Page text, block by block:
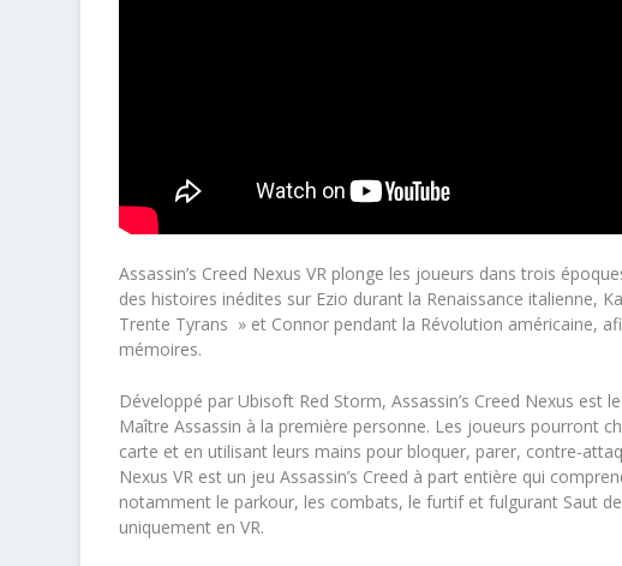
Assassin’s Creed Nexus VR plonge les joueurs dans trois
des histoires inédites sur Ezio durant la Renaissance italienne,
Trente Tyrans » et Connor pendant la Révolution américaine,
mémoires.
Développé par Ubisoft Red Storm, Assassin’s Creed Nexus
Maître Assassin à la première personne. Les joueurs pourront
carte et en utilisant leurs mains pour bloquer, parer, contre-
Nexus VR est un jeu Assassin’s Creed à part entière qui
notamment le parkour, les combats, le furtif et fulgurant Saut
uniquement en VR.